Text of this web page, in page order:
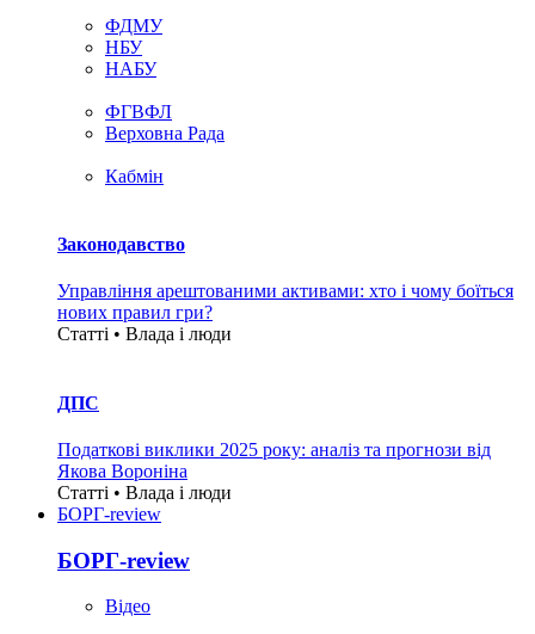
ФДМУ
НБУ
НАБУ
ФГВФЛ
Верховна Рада
Кабмін
Законодавство
Управління арештованими активами: хто і чому боїться
нових правил гри?
Статті • Влада i люди
ДПС
Податкові виклики 2025 року: аналіз та прогнози від
Якова Вороніна
Статті • Влада i люди
БОРГ-review
БОРГ-review
Вiдео